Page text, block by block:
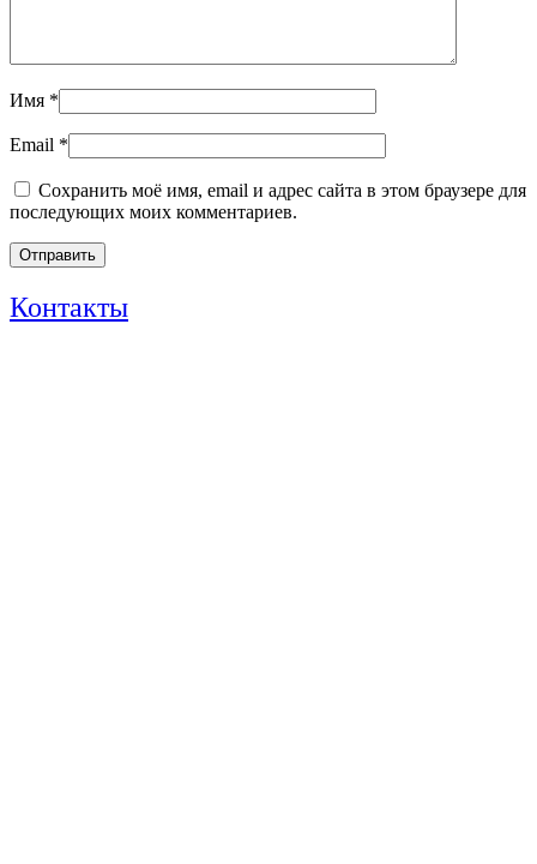
Имя *
Email *
Сохранить моё имя, email и адрес сайта в этом браузере для
последующих моих комментариев.
Контакты